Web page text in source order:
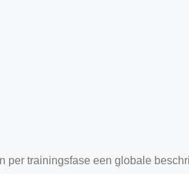
per trainingsfase een globale